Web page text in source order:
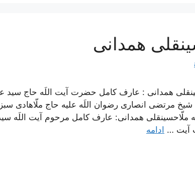
همدانی
همدانی : عارف کامل حضرت آیت اللَه حاج
شیخ مرتضی انصاری رضوان اللَه علیه حاج ملّاهادی
ملّاحسینقلی همدانی: عارف کامل مرحوم آیت اللَه
آیت … ادامه